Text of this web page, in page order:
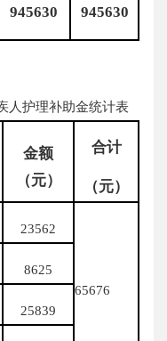
945630 945630
护理补助金统计表
金额
（元）
合计
（元）
23562
65676
8625
25839